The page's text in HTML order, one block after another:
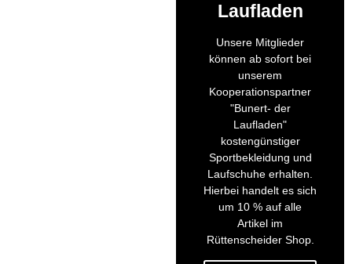
Laufladen
Unsere Mitglieder
können ab sofort bei
unserem
Kooperationspartner
"Bunert- der
Laufladen"
kostengünstiger
Sportbekleidung und
Laufschuhe erhalten.
Hierbei handelt es sich
um 10 % auf alle
Artikel im
Rüttenscheider Shop.